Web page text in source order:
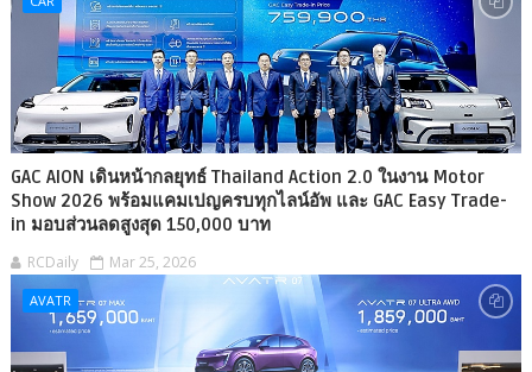
GAC AION เดินหน้ากลยุทธ์ Thailand Action 2.0 ในงาน Motor
Show 2026 พร้อมแคมเปญครบทุกไลน์อัพ และ GAC Easy Trade-
in มอบส่วนลดสูงสุด 150,000 บาท
RCDaily Mar 25, 2026
AVATR